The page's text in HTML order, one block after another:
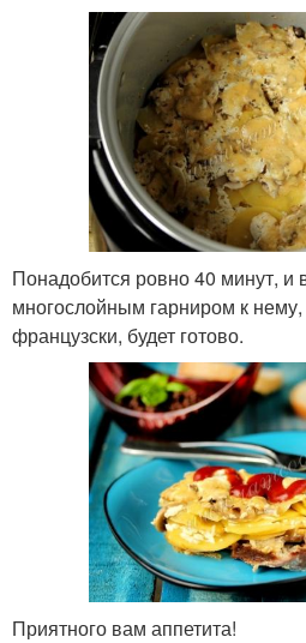
Понадобится ровно 40 минут, и
многослойным гарниром к
французски, будет готово.
Приятного вам аппетита!